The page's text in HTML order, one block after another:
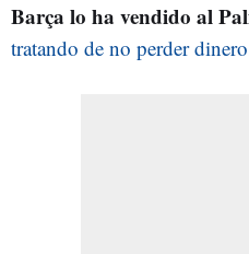
Barça lo ha vendido al
tratando de no perder dinero